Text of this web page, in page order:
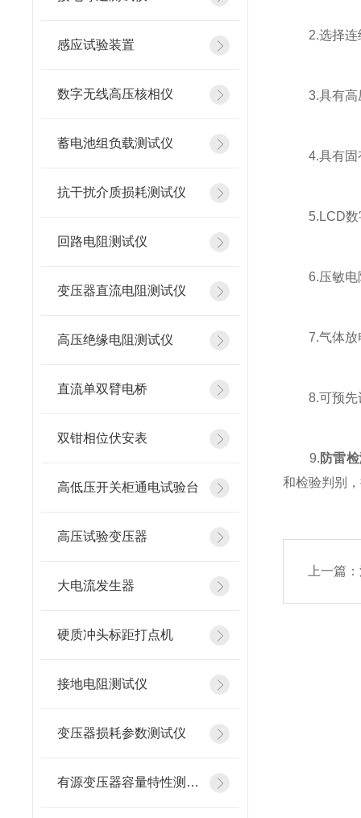
感应试验装置
数字无线高压核相仪
蓄电池组负载测试仪
抗干扰介质损耗测试仪
回路电阻测试仪
变压器直流电阻测试仪
高压绝缘电阻测试仪
直流单双臂电桥
双钳相位伏安表
高低压开关柜通电试验台
高压试验变压器
大电流发生器
硬质冲头标距打点机
接地电阻测试仪
变压器损耗参数测试仪
有源变压器容量特性测试仪
2.选择连续
3.具有高压
4.具有固有
5.LCD数字
6.压敏电阻
7.气体放电
8.可预先设
9. 防雷
和检验判别
上一篇：